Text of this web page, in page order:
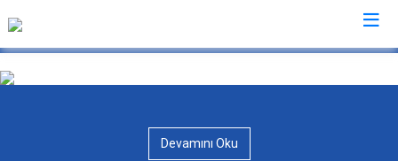
Van
Gürpınar
Devamını Oku